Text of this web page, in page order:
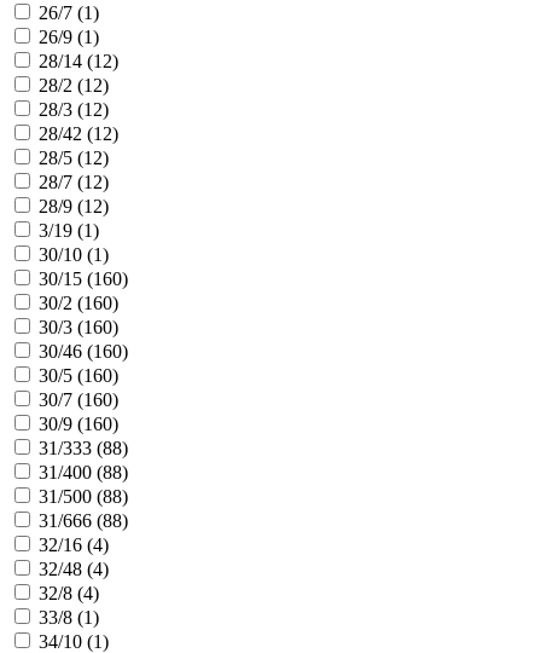
26/7 (1)
26/9 (1)
28/14 (12)
28/2 (12)
28/3 (12)
28/42 (12)
28/5 (12)
28/7 (12)
28/9 (12)
3/19 (1)
30/10 (1)
30/15 (160)
30/2 (160)
30/3 (160)
30/46 (160)
30/5 (160)
30/7 (160)
30/9 (160)
31/333 (88)
31/400 (88)
31/500 (88)
31/666 (88)
32/16 (4)
32/48 (4)
32/8 (4)
33/8 (1)
34/10 (1)